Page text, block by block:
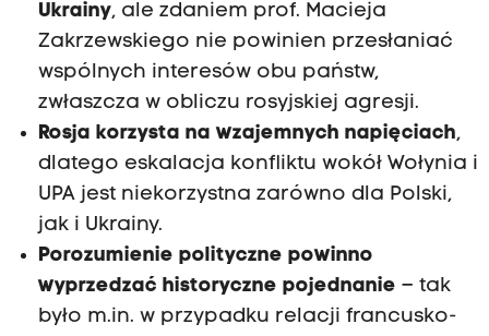
Ukrainy, ale zdaniem prof. Macieja
Zakrzewskiego nie powinien przesłaniać
wspólnych interesów obu państw,
zwłaszcza w obliczu rosyjskiej agresji.
Rosja korzysta na wzajemnych napięciach,
dlatego eskalacja konfliktu wokół Wołynia i
UPA jest niekorzystna zarówno dla Polski,
jak i Ukrainy.
Porozumienie polityczne powinno
wyprzedzać historyczne pojednanie – tak
było m.in. w przypadku relacji francusko-